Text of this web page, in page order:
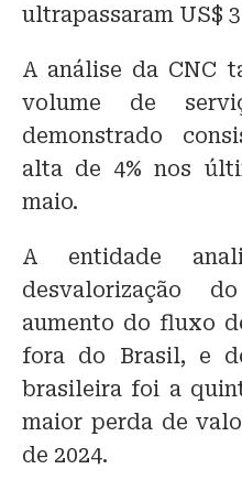
ultrapassaram US$
A análise da CNC
volume de
demonstrado
alta de 4% nos
maio.
A entidade
desvalorização
aumento do fluxo
fora do Brasil, e
brasileira foi a
maior perda de
de 2024.